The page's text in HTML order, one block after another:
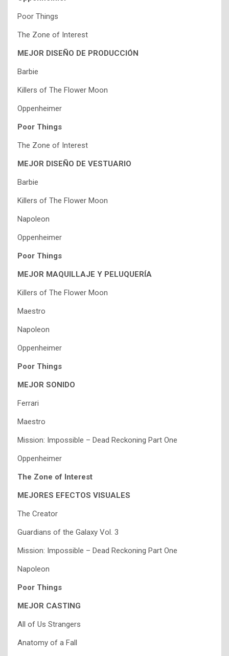
Poor Things
The Zone of Interest
MEJOR DISEÑO DE PRODUCCIÓN
Barbie
Killers of The Flower Moon
Oppenheimer
Poor Things
The Zone of Interest
MEJOR DISEÑO DE VESTUARIO
Barbie
Killers of The Flower Moon
Napoleon
Oppenheimer
Poor Things
MEJOR MAQUILLAJE Y PELUQUERÍA
Killers of The Flower Moon
Maestro
Napoleon
Oppenheimer
Poor Things
MEJOR SONIDO
Ferrari
Maestro
Mission: Impossible – Dead Reckoning Part One
Oppenheimer
The Zone of Interest
MEJORES EFECTOS VISUALES
The Creator
Guardians of the Galaxy Vol. 3
Mission: Impossible – Dead Reckoning Part One
Napoleon
Poor Things
MEJOR CASTING
All of Us Strangers
Anatomy of a Fall